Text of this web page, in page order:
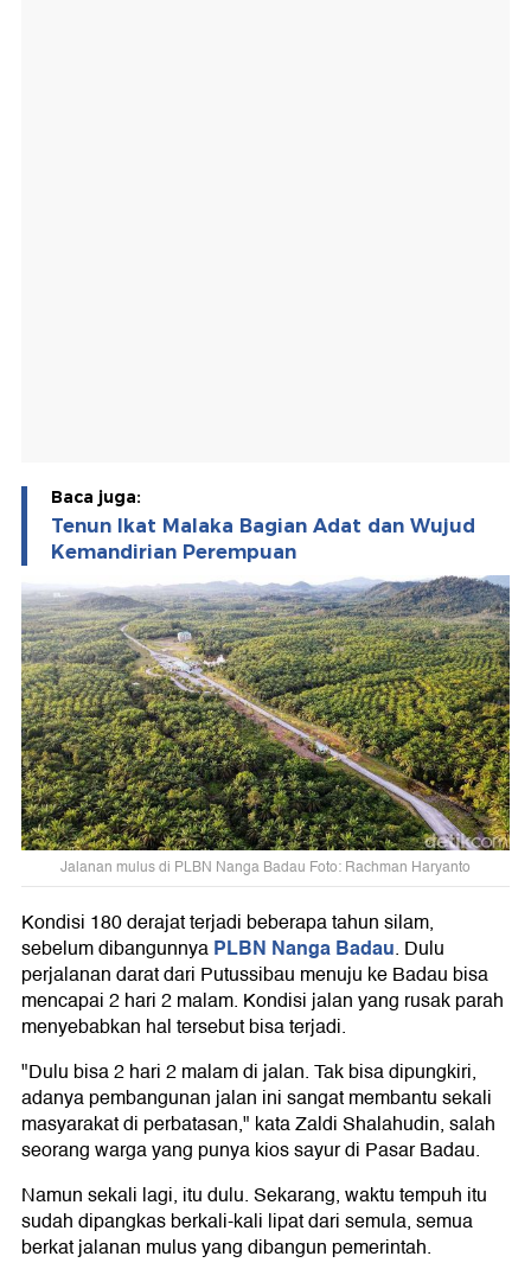
Baca juga:
Tenun Ikat Malaka Bagian Adat dan Wujud
Kemandirian Perempuan
Jalanan mulus di PLBN Nanga Badau Foto: Rachman Haryanto
Kondisi 180 derajat terjadi beberapa tahun silam,
sebelum dibangunnyaPLBN Nanga Badau. Dulu
perjalanan darat dari Putussibau menuju ke Badau bisa
mencapai 2 hari 2 malam. Kondisi jalan yang rusak parah
menyebabkan hal tersebut bisa terjadi.
"Dulu bisa 2 hari 2 malam di jalan. Tak bisa dipungkiri,
adanya pembangunan jalan ini sangat membantu sekali
masyarakat di perbatasan," kata Zaldi Shalahudin, salah
seorang warga yang punya kios sayur di Pasar Badau.
Namun sekali lagi, itu dulu. Sekarang, waktu tempuh itu
sudah dipangkas berkali-kali lipat dari semula, semua
berkat jalanan mulus yang dibangun pemerintah.